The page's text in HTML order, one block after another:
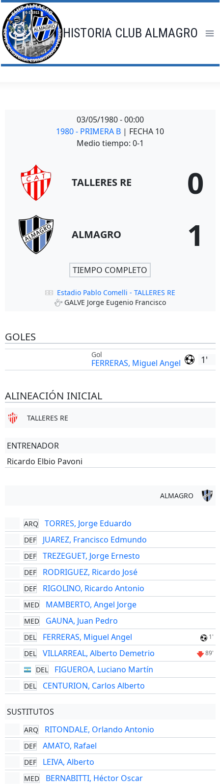
Saltar
al
contenido
HISTORIA CLUB ALMAGRO
03/05/1980 - 00:00
1980 - PRIMERA B | FECHA 10
Medio tiempo: 0-1
TALLERES RE 0
ALMAGRO 1
TIEMPO COMPLETO
Estadio Pablo Comelli - TALLERES RE
GALVE Jorge Eugenio Francisco
GOLES
1'
Gol
FERRERAS, Miguel Angel
ALINEACIÓN INICIAL
TALLERES RE
ENTRENADOR
Ricardo Elbio Pavoni
ALMAGRO
ARQ TORRES, Jorge Eduardo
DEF JUAREZ, Francisco Edmundo
DEF TREZEGUET, Jorge Ernesto
DEF RODRIGUEZ, Ricardo José
DEF RIGOLINO, Ricardo Antonio
MED MAMBERTO, Angel Jorge
MED GAUNA, Juan Pedro
DEL FERRERAS, Miguel Angel 1'
DEL VILLARREAL, Alberto Demetrio 89'
DEL FIGUEROA, Luciano Martín
DEL CENTURION, Carlos Alberto
SUSTITUTOS
ARQ RITONDALE, Orlando Antonio
DEF AMATO, Rafael
DEF LEIVA, Alberto
MED BERNABITTI, Héctor Oscar